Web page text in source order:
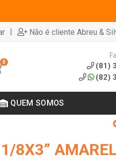
| Não é cliente Abreu &
0
(81)
(82)
QUEM SOMOS
8X3”